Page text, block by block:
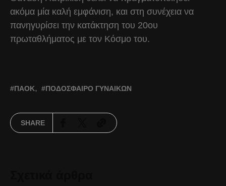
ακόμα μία καλή εμφάνιση, και στη συνέχεια να
πανηγυρίσει την κατάκτηση του 20ου
πρωταθλήματος με τον Κόσμο του.
ΠΑΟΚ ΠΟΔΌΣΦΑΙΡΟ ΓΥΝΑΙΚΏΝ
SHARE